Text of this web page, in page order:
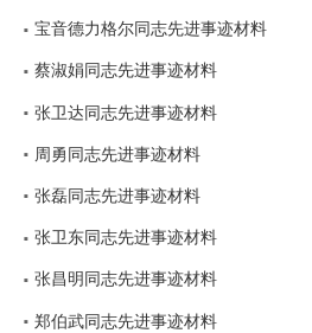
宝音德力格尔同志先进事迹材料
蔡淑娟同志先进事迹材料
张卫达同志先进事迹材料
周勇同志先进事迹材料
张磊同志先进事迹材料
张卫东同志先进事迹材料
张昌明同志先进事迹材料
郑伯武同志先进事迹材料